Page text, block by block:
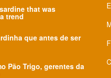
that was
trend
que antes de ser
Pão Trigo, gerentes da